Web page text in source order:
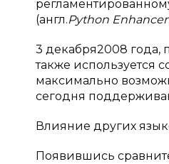
(англ.Python
3 декабря2008 года,
также используется
максимально
сегодня
Влияние других
Появившись